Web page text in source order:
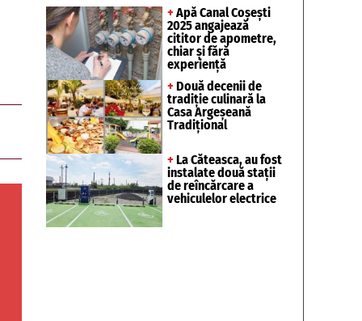
+ Apă Canal Coșești
2025 angajează
cititor de apometre,
chiar și fără
experiență
+ Două decenii de
tradiție culinară la
Casa Argeșeană
Tradițional
+ La Căteasca, au fost
instalate două stații
de reîncărcare a
vehiculelor electrice